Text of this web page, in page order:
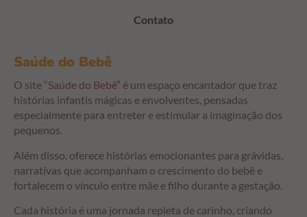
Saúde do Bebê
O site “Saúde do Bebê” é um espaço encantador que traz
histórias infantis mágicas e envolventes, pensadas
especialmente para entreter e estimular a imaginação dos
pequenos.
Além disso, oferece histórias emocionantes para grávidas,
narrativas que acompanham o crescimento do bebê e
fortalecem o vínculo entre mãe e filho durante a gestação.
Cada história é uma jornada repleta de carinho, criando
Contato